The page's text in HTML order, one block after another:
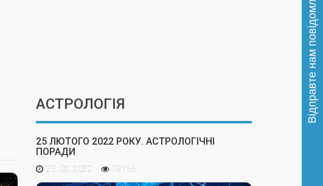
АСТРОЛОГІЯ
25 ЛЮТОГО 2022 РОКУ. АСТРОЛОГІЧНІ
ПОРАДИ
25. 02. 2022 19156
Відправте нам повідомлення